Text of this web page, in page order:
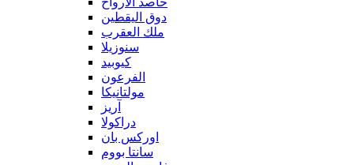
دوق اليقطين
ملك العقرب
سنوزيلا
كيوبيد
الفرعون
مولتانيكا
آريز
دراكولا
اوركس بان
سانتا بووم